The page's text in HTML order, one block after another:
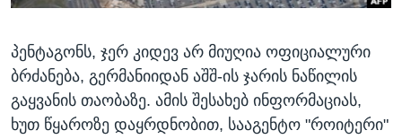
ᲒᲐᲚᲘᲚᲔᲝ
ᲓᲔᲖᲘᲜᲤᲝᲠᲛᲐᲪᲘᲐ
ენები
პენტაგონს, ჯერ კიდევ არ მიუღია ოფიციალური
ბრძანება, გერმანიიდან აშშ-ის ჯარის ნაწილის
გაყვანის თაობაზე. ამის შესახებ ინფორმაციას,
ხუთ წყაროზე დაყრდნობით, სააგენტო "როიტერი"